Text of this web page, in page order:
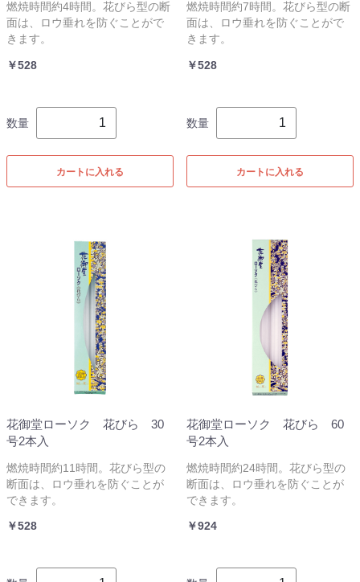
燃焼時間約4時間。花びら型の断
面は、ロウ垂れを防ぐことがで
きます。
￥528
数量
カートに入れる
燃焼時間約7時間。花びら型の断
面は、ロウ垂れを防ぐことがで
きます。
￥528
数量
カートに入れる
花御堂ローソク 花びら 30
号2本入
燃焼時間約11時間。花びら型の
断面は、ロウ垂れを防ぐことが
できます。
￥528
花御堂ローソク 花びら 60
号2本入
燃焼時間約24時間。花びら型の
断面は、ロウ垂れを防ぐことが
できます。
￥924